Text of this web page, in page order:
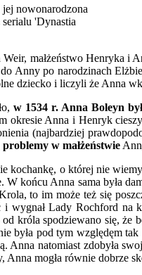
nowonarodzona
serialu 'Dynastia
Weir, małżeństwo Henryka i
Anny po narodzinach
dziecko i liczyli że Anna
w 1534 r. Anna Boleyn
okresie Anna i Henryk
(najbardziej
problemy w małżeństwie
kochankę, o której nie
W końcu Anna sama była
to im może też się
i wygnał Lady Rochford na
króla spodziewano się, że
była pod tym względęm
Anna natomiast zdobyła
Anna mogła równie dobrze